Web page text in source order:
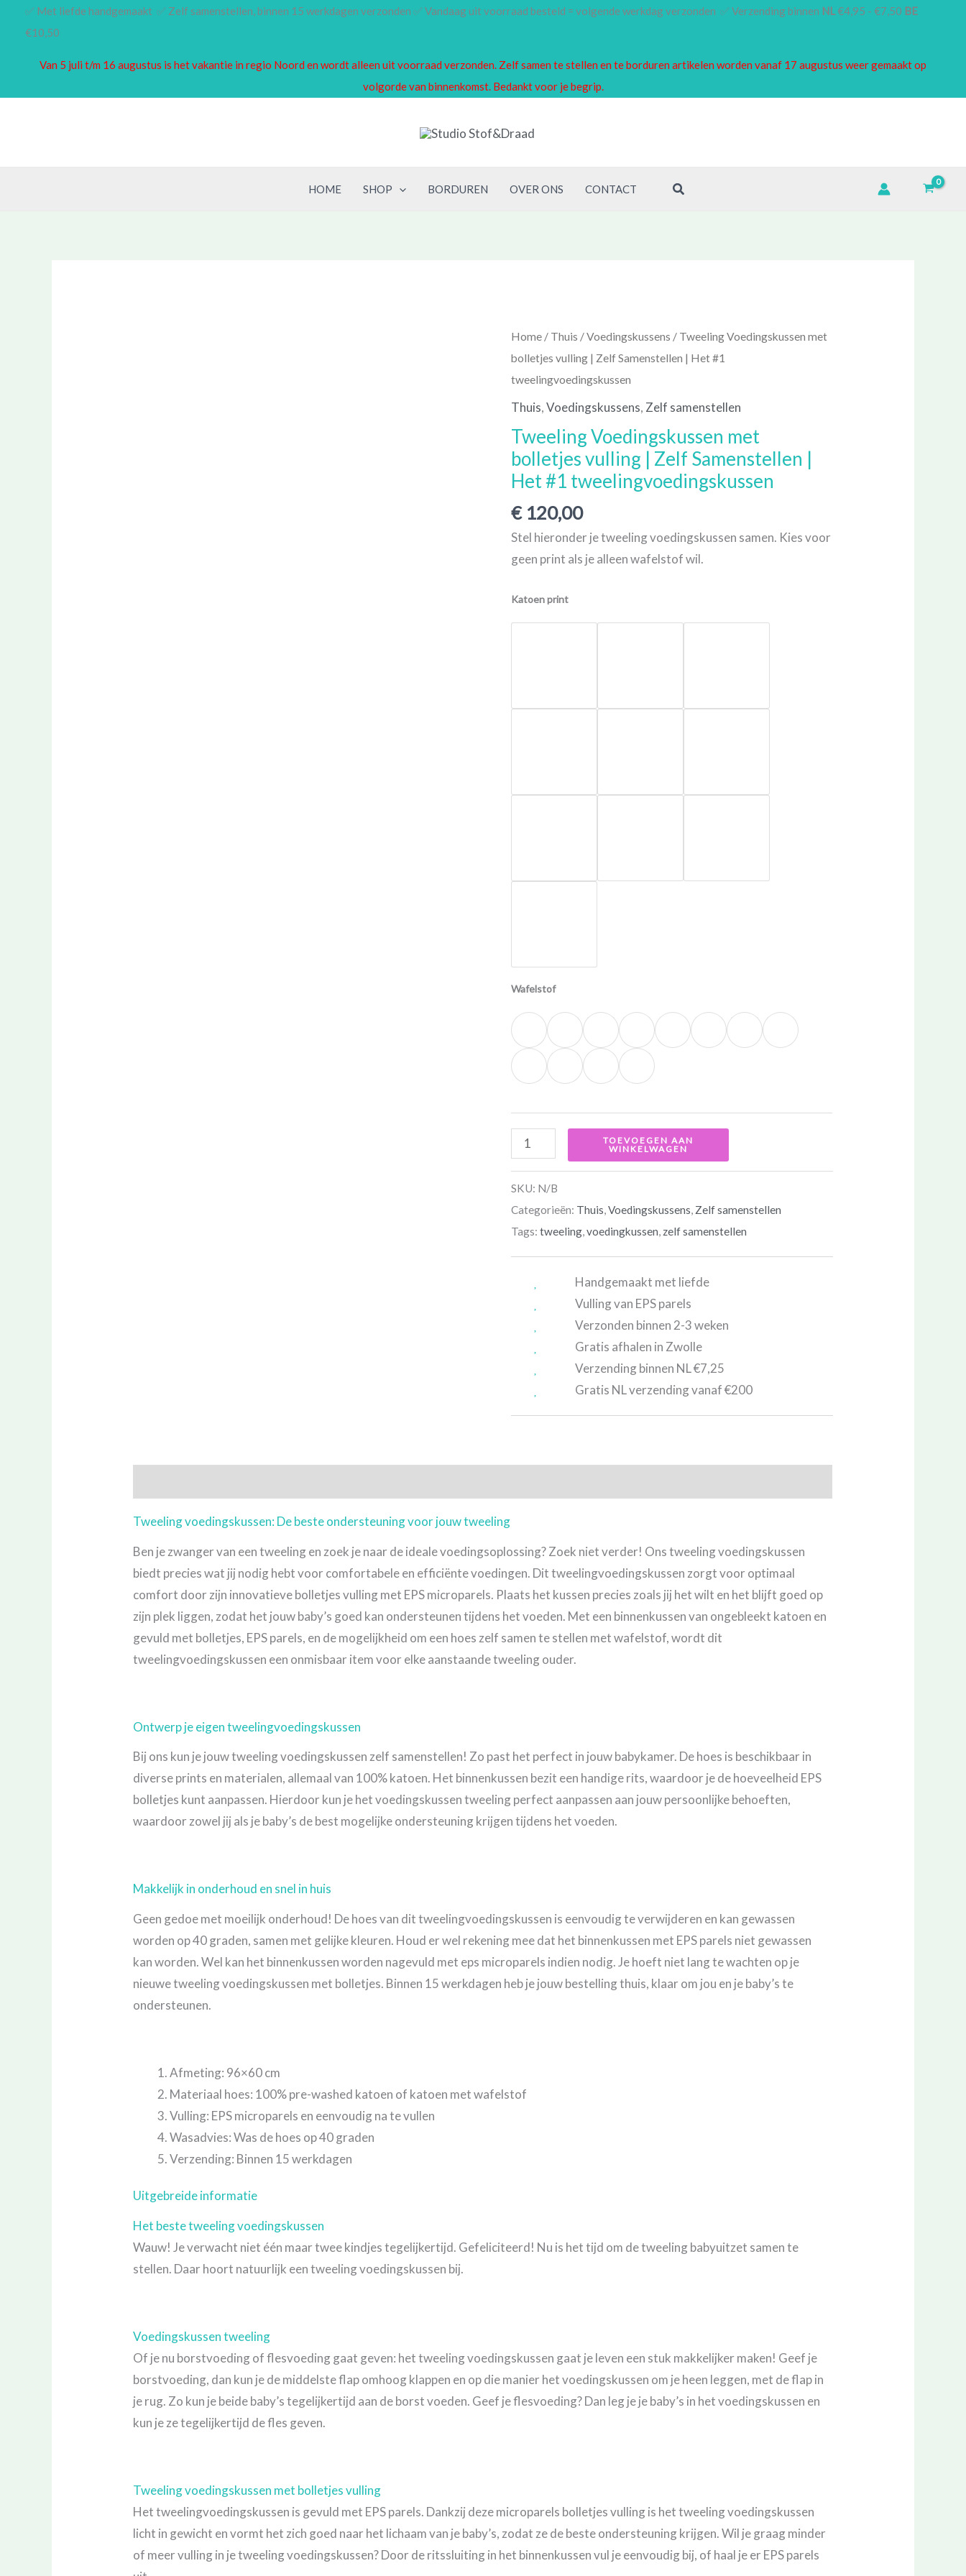
✅ Met liefde handgemaakt ✅ Zelf samenstellen, binnen 15 werkdagen verzonden ✅ Vandaag uit voorraad besteld = volgende werkdag verzonden ✅ Verzending binnen NL€4,95 - €7,50 BE
€10,50
Van 5 juli t/m 16 augustus is het vakantie in regio Noord en wordt alleen uit voorraad verzonden. Zelf samen te stellen en te borduren artikelen worden vanaf 17 augustus weer gemaakt op
volgorde van binnenkomst. Bedankt voor je begrip.
HOME SHOP BORDUREN OVER ONS CONTACT Zoeken
Home/ Thuis /Voedingskussens / Tweeling Voedingskussen met
bolletjes vulling | Zelf Samenstellen | Het #1
tweelingvoedingskussen
Thuis,Voedingskussens, Zelf samenstellen
Tweeling Voedingskussen met
bolletjes vulling | Zelf Samenstellen |
Het #1 tweelingvoedingskussen
€120,00
Stel hieronder je tweeling voedingskussen samen. Kies voor
geen print als je alleen wafelstof wil.
Katoen print
Wafelstof
Tweeling
Voedingskussen
met
bolletjes
Zelf
Samenstellen
|
Het
aantal
TOEVOEGEN AAN
WINKELWAGEN
SKU: N/B
Categorieën: Thuis,Voedingskussens, Zelf samenstellen
Tags: tweeling,voedingkussen, zelf samenstellen
Handgemaakt met liefde
Vulling van EPS parels
Verzonden binnen 2-3 weken
Gratis afhalen in Zwolle
Verzending binnen NL €7,25
Gratis NL verzending vanaf €200
Tweeling voedingskussen: De beste ondersteuning voor jouw tweeling
Ben je zwanger van een tweeling en zoek je naar de ideale voedingsoplossing? Zoek niet verder! Ons tweeling voedingskussen
biedt precies wat jij nodig hebt voor comfortabele en efficiënte voedingen. Dit tweelingvoedingskussen zorgt voor optimaal
comfort door zijn innovatieve bolletjes vulling met EPS microparels. Plaats het kussen precies zoals jij het wilt en het blijft goed op
zijn plek liggen, zodat het jouw baby’s goed kan ondersteunen tijdens het voeden. Met een binnenkussen van ongebleekt katoen en
gevuld met bolletjes, EPS parels, en de mogelijkheid om een hoes zelf samen te stellen met wafelstof, wordt dit
tweelingvoedingskussen een onmisbaar item voor elke aanstaande tweeling ouder.
Ontwerp je eigen tweelingvoedingskussen
Bij ons kun je jouw tweeling voedingskussen zelf samenstellen! Zo past het perfect in jouw babykamer. De hoes is beschikbaar in
diverse prints en materialen, allemaal van 100% katoen. Het binnenkussen bezit een handige rits, waardoor je de hoeveelheid EPS
bolletjes kunt aanpassen. Hierdoor kun je het voedingskussen tweeling perfect aanpassen aan jouw persoonlijke behoeften,
waardoor zowel jij als je baby’s de best mogelijke ondersteuning krijgen tijdens het voeden.
Makkelijk in onderhoud en snel in huis
Geen gedoe met moeilijk onderhoud! De hoes van dit tweelingvoedingskussen is eenvoudig te verwijderen en kan gewassen
worden op 40 graden, samen met gelijke kleuren. Houd er wel rekening mee dat het binnenkussen met EPS parels niet gewassen
kan worden. Wel kan het binnenkussen worden nagevuld met eps microparels indien nodig. Je hoeft niet lang te wachten op je
nieuwe tweeling voedingskussen met bolletjes. Binnen 15 werkdagen heb je jouw bestelling thuis, klaar om jou en je baby’s te
ondersteunen.
Afmeting: 96×60 cm
Materiaal hoes: 100% pre-washed katoen of katoen met wafelstof
Vulling: EPS microparels en eenvoudig na te vullen
Wasadvies: Was de hoes op 40 graden
Verzending: Binnen 15 werkdagen
Uitgebreide informatie
Het beste tweeling voedingskussen
Wauw! Je verwacht niet één maar twee kindjes tegelijkertijd. Gefeliciteerd! Nu is het tijd om de tweeling babyuitzet samen te
stellen. Daar hoort natuurlijk een tweeling voedingskussen bij.
Voedingskussen tweeling
Of je nu borstvoeding of flesvoeding gaat geven: het tweeling voedingskussen gaat je leven een stuk makkelijker maken! Geef je
borstvoeding, dan kun je de middelste flap omhoog klappen en op die manier het voedingskussen om je heen leggen, met de flap in
je rug. Zo kun je beide baby’s tegelijkertijd aan de borst voeden. Geef je flesvoeding? Dan leg je je baby’s in het voedingskussen en
kun je ze tegelijkertijd de fles geven.
Tweeling voedingskussen met bolletjes vulling
Het tweelingvoedingskussen is gevuld met EPS parels. Dankzij deze microparels bolletjes vulling is het tweeling voedingskussen
licht in gewicht en vormt het zich goed naar het lichaam van je baby’s, zodat ze de beste ondersteuning krijgen. Wil je graag minder
of meer vulling in je tweeling voedingskussen? Door de ritssluiting in het binnenkussen vul je eenvoudig bij, of haal je er EPS parels